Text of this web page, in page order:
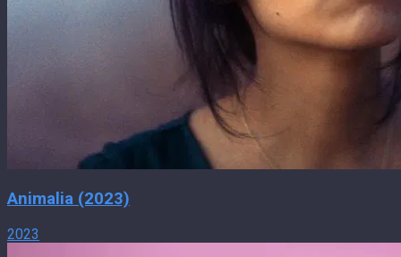
Animalia (2023)
2023